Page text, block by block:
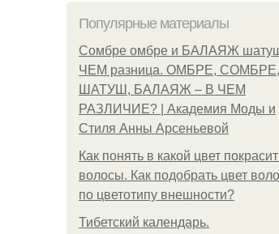
Популярные материалы
Сомбре омбре и БАЛАЯЖ
ЧЕМ разница. ОМБРЕ, СОМБРЕ,
ШАТУШ, БАЛАЯЖ – В ЧЕМ
РАЗЛИЧИЕ? | Академия Моды и
Стиля Анны Арсеньевой
Как понять в какой цвет
волосы. Как подобрать цвет
по цветотипу внешности?
Тибетский календарь.